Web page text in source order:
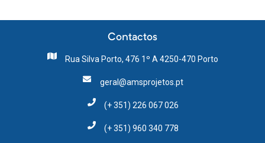
Contactos
Rua Silva Porto, 476 1º A 4250-470 Porto
geral@amsprojetos.pt
(+ 351) 226 067 026
(+ 351) 960 340 778